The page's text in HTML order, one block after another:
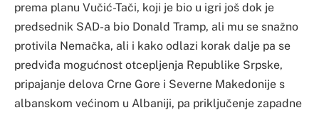
prema planu Vučić-Tači, koji je bio u igri još dok je
predsednik SAD-a bio Donald Tramp, ali mu se snažno
protivila Nemačka, ali i kako odlazi korak dalje pa se
predviđa mogućnost otcepljenja Republike Srpske,
pripajanje delova Crne Gore i Severne Makedonije s
albanskom većinom u Albaniji, pa priključenje zapadne